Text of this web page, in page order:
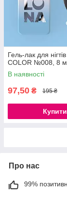
Гель-лак для
COLOR №008, 8
В наявності
97,50 ₴ 195 ₴
Купити
Про нас
99%